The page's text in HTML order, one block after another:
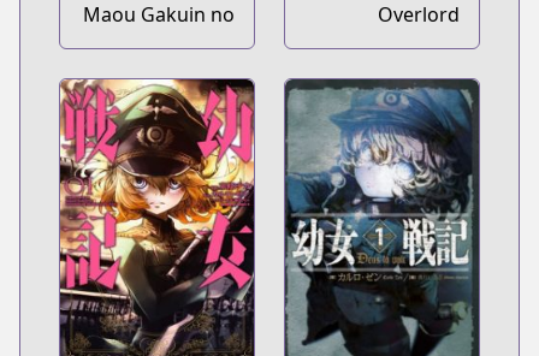
Overlord
Maou Gakuin no
Futekigousha:
Shijou Saikyou
no Maou no
Shiso, Tensei
shite Shison-
tachi no Gakkou
e Kayou